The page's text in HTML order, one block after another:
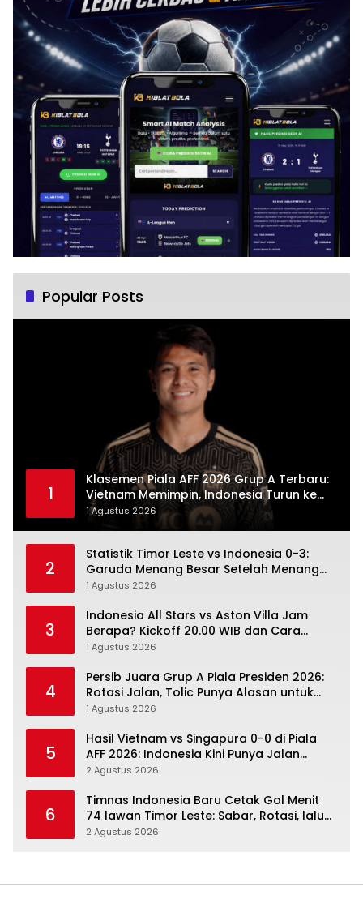
Popular Posts
1
Klasemen Piala AFF 2026 Grup A Terbaru:
Vietnam Memimpin, Indonesia Turun ke
Posisi Tiga
1 Agustus 2026
2
Statistik Timor Leste vs Indonesia 0-3:
Garuda Menang Besar Setelah Menang
Angka Lebih Dulu
1 Agustus 2026
3
Indonesia All Stars vs Aston Villa Jam
Berapa? Kickoff 20.00 WIB dan Cara
Nonton Resminya
1 Agustus 2026
4
Persib Juara Grup A Piala Presiden 2026:
Rotasi Jalan, Tolic Punya Alasan untuk
Percaya
1 Agustus 2026
5
Hasil Vietnam vs Singapura 0-0 di Piala
AFF 2026: Indonesia Kini Punya Jalan
Terbuka
2 Agustus 2026
6
Timnas Indonesia Baru Cetak Gol Menit
74 lawan Timor Leste: Sabar, Rotasi, lalu
Pecah
2 Agustus 2026